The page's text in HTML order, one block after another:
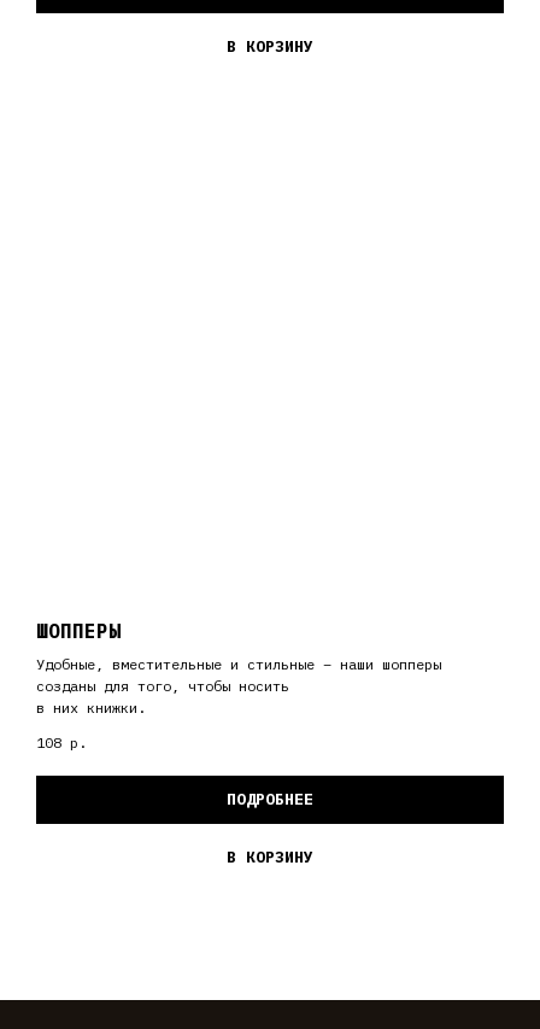
В КОРЗИНУ
ШОППЕРЫ
Удобные, вместительные и стильные – наши шопперы
созданы для того, чтобы носить
в них книжки.
108 р.
ПОДРОБНЕЕ
В КОРЗИНУ